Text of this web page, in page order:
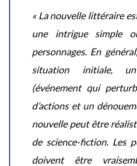
« La nouvelle littéraire
une intrigue simple
personnages. En
situation initiale,
(événement qui
d’actions et un
nouvelle peut être
de science-fiction. Les
doivent être